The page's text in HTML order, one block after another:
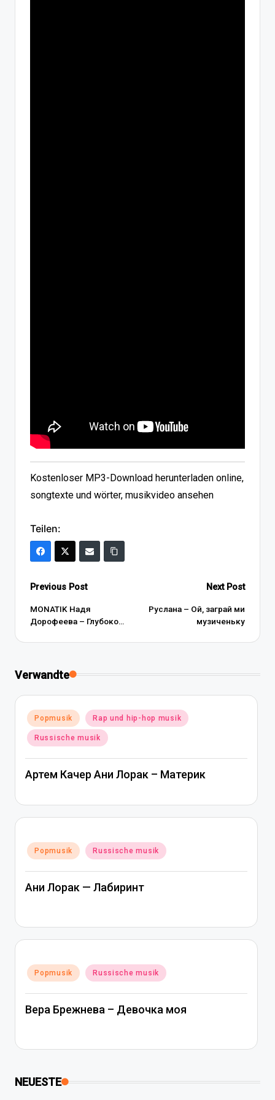
Kostenloser MP3-Download herunterladen online,
songtexte und wörter, musikvideo ansehen
Teilen:
Post
navigation
Previous Post
MONATIK Надя
Дорофеева – Глубоко…
Next Post
Руслана – Ой, заграй ми
музиченьку
Verwandte
Posted
in
Popmusik Rap und hip-hop musik
Russische musik
Артем Качер Ани Лорак – Материк
Posted
in
Popmusik Russische musik
Ани Лорак — Лабиринт
Posted
in
Popmusik Russische musik
Вера Брежнева – Девочка моя
NEUESTE